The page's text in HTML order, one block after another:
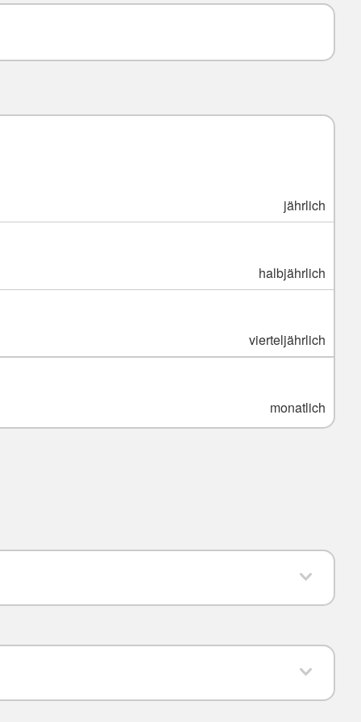
jährlich
halbjährlich
vierteljährlich
monatlich